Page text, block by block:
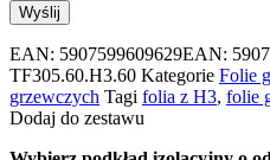
EAN: 5907599609629EAN:
TF305.60.H3.60 Kategorie Folie
grzewczych Tagi folia z H3, folie
Dodaj do zestawu